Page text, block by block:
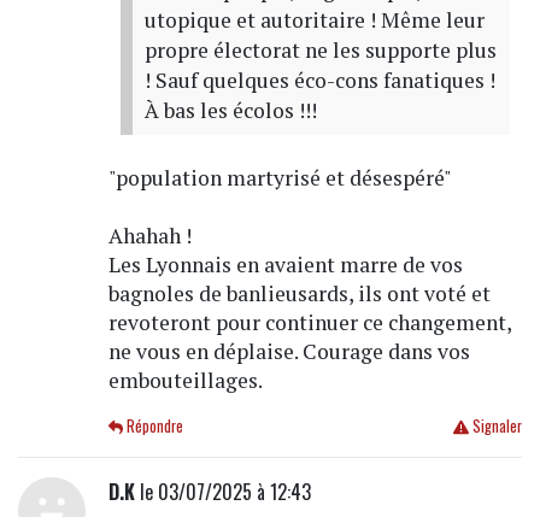
utopique et autoritaire ! Même leur
propre électorat ne les supporte plus
! Sauf quelques éco-cons fanatiques !
À bas les écolos !!!
"population martyrisé et désespéré"
Ahahah !
Les Lyonnais en avaient marre de vos
bagnoles de banlieusards, ils ont voté et
revoteront pour continuer ce changement,
ne vous en déplaise. Courage dans vos
embouteillages.
Signaler
Répondre
D.Kle 03/07/2025 à 12:43